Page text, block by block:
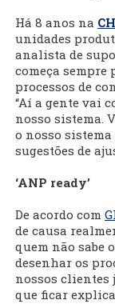
Há 8 anos na
unidades
analista de
começa
processos de
“Aí a gente vai
nosso sistema.
o nosso sistema
sugestões de
‘ANP ready’
De acordo com
de causa
quem não sabe
desenhar os
nossos clientes
que ficar